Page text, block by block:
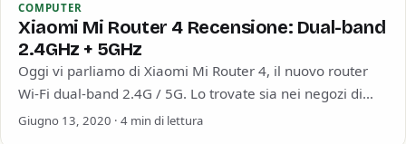
COMPUTER
Xiaomi Mi Router 4 Recensione: Dual-band
2.4GHz + 5GHz
Oggi vi parliamo di Xiaomi Mi Router 4, il nuovo router
Wi-Fi dual-band 2.4G / 5G. Lo trovate sia nei negozi di
elettronica…
Giugno 13, 2020 · 4 min di lettura